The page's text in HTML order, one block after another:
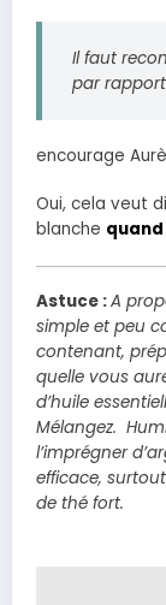
Il faut
par
encourage
Oui, cela veut
blanche
Astuce :A
simple et peu
contenant,
quelle vous
d’huile
Mélangez.
l’imprégner
efficace,
de thé fort.